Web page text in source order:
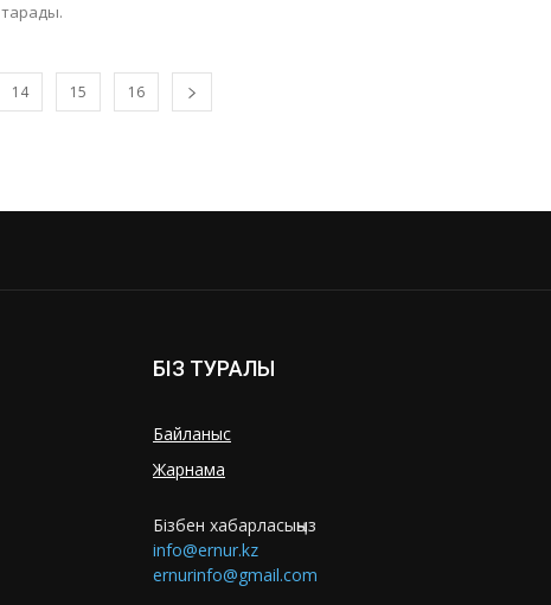
тарады.
14 15 16
БІЗ ТУРАЛЫ
Байланыс
Жарнама
Бізбен хабарласыңыз
info@ernur.kz
ernurinfo@gmail.com